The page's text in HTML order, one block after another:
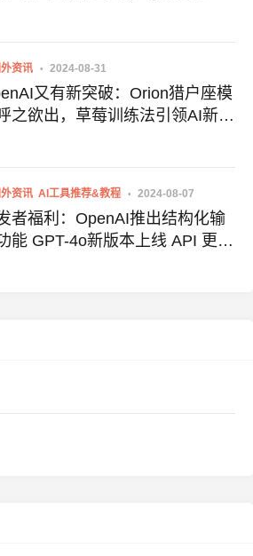
资讯 2024-08-31
又有新突破：Orion猎户座模
之欲出，草莓训练法引领AI新纪
资讯 AI工具推荐&教程 2024-08-07
者福利：OpenAI推出结构化输
版本上线 API 更快